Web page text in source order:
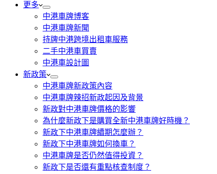
更多
中港車牌博客
中港車牌新聞
持牌中港跨境出租車服務
二手中港車買賣
中港車設計圖
新政策
中港車牌新政策內容
中港車牌辣招新政起因及背景
新政對中港車牌價格的影響
為什麼新政下是購買全新中港車牌好時機？
新政下中港車牌續期怎麼辦？
新政下中港車牌如何換車？
中港車牌是否仍然值得投資？
新政下是否還有重點核查制度？